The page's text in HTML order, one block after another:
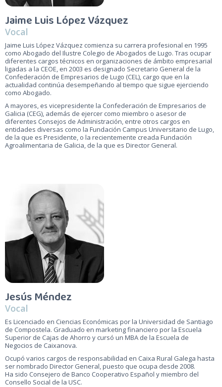
Jaime Luis López Vázquez
Vocal
Jaime Luis López Vázquez comienza su carrera profesional en 1995
como Abogado del Ilustre Colegio de Abogados de Lugo. Tras ocupar
diferentes cargos técnicos en organizaciones de ámbito empresarial
ligadas a la CEOE, en 2003 es designado Secretario General de la
Confederación de Empresarios de Lugo (CEL), cargo que en la
actualidad continúa desempeñando al tiempo que sigue ejerciendo
como Abogado.
A mayores, es vicepresidente la Confederación de Empresarios de
Galicia (CEG), además de ejercer como miembro o asesor de
diferentes Consejos de Administración, entre otros cargos en
entidades diversas como la Fundación Campus Universitario de Lugo,
de la que es Presidente, o la recientemente creada Fundación
Agroalimentaria de Galicia, de la que es Director General.
Jesús Méndez
Vocal
Es Licenciado en Ciencias Económicas por la Universidad de Santiago
de Compostela. Graduado en marketing financiero por la Escuela
Superior de Cajas de Ahorro y cursó un MBA de la Escuela de
Negocios de Caixanova.
Ocupó varios cargos de responsabilidad en Caixa Rural Galega hasta
ser nombrado Director General, puesto que ocupa desde 2008.
Ha sido Consejero de Banco Cooperativo Español y miembro del
Consello Social de la USC.